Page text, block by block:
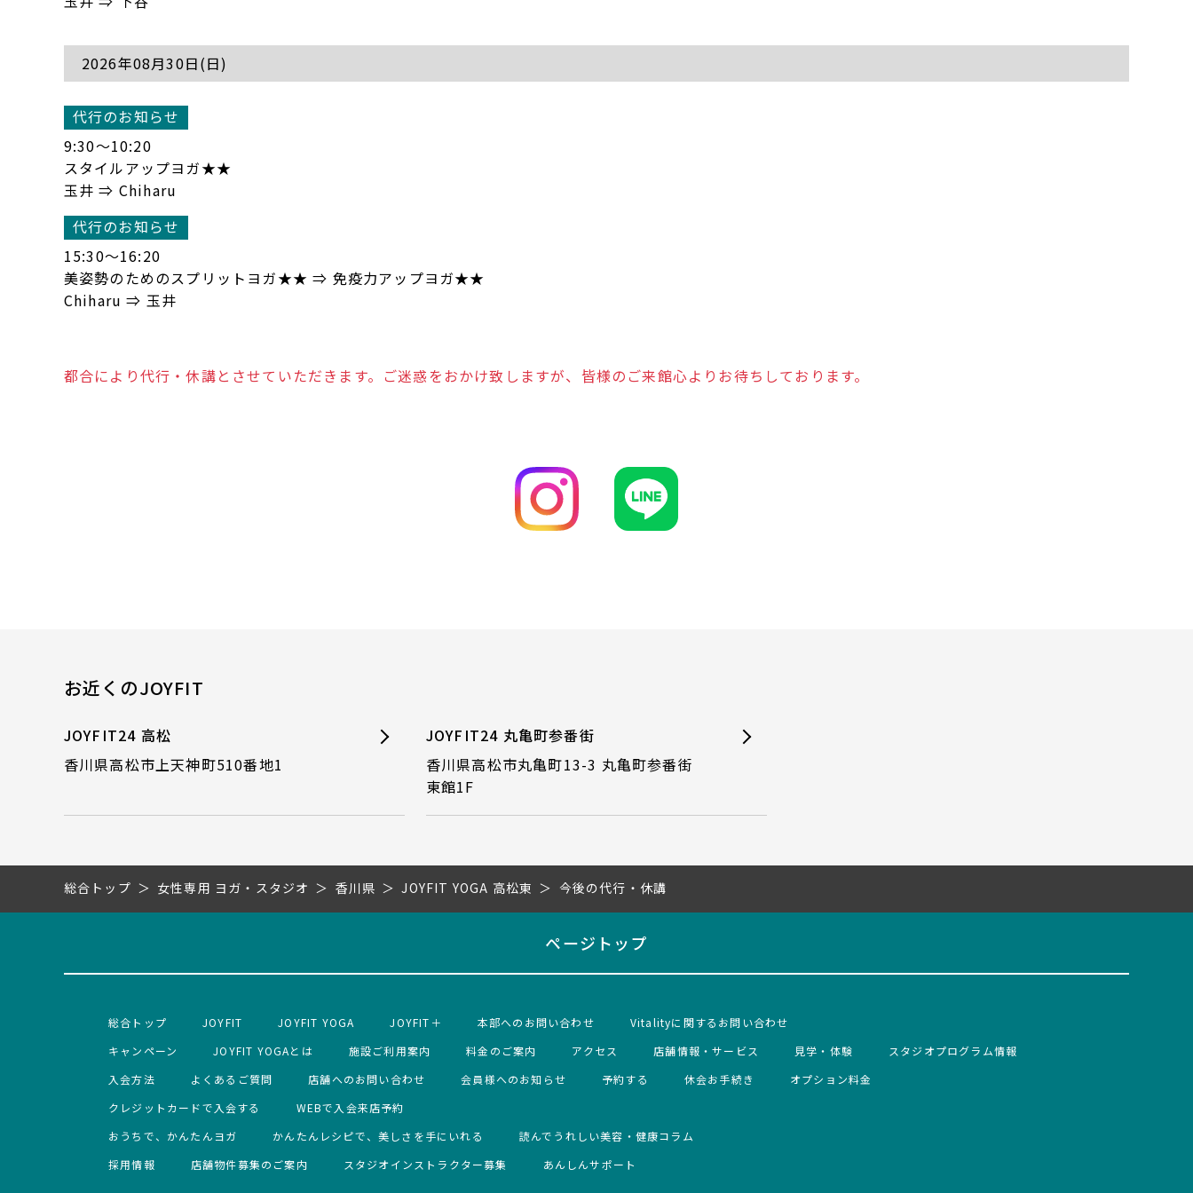
2026年08月30日(日)
代行のお知らせ
9:30〜10:20
スタイルアップヨガ★★
玉井 ⇒ Chiharu
代行のお知らせ
15:30〜16:20
美姿勢のためのスプリットヨガ★★ ⇒ 免疫力アップヨガ★★
Chiharu ⇒ 玉井
都合により代行・休講とさせていただきます。ご迷惑をおかけ致しますが、皆様のご来館心よりお待ちしております。
お近くのJOYFIT
JOYFIT24 高松
香川県高松市上天神町510番地1
JOYFIT24 丸亀町参番街
香川県高松市丸亀町13-3 丸亀町参番街
東館1F
総合トップ 女性専用 ヨガ・スタジオ 香川県 JOYFIT YOGA 高松東 今後の代行・休講
ページトップ
総合トップ JOYFIT JOYFIT YOGA JOYFIT＋ 本部へのお問い合わせ
Vitalityに関するお問い合わせ
キャンペーン
JOYFIT YOGAとは 施設ご利用案内 料金のご案内 アクセス 店舗情報・サービス 見学・体験
スタジオプログラム情報
入会方法
よくあるご質問 店舗へのお問い合わせ 会員様へのお知らせ 予約する 休会お手続き
オプション料金
クレジットカードで入会する
WEBで入会来店予約
おうちで、かんたんヨガ
かんたんレシピで、美しさを手にいれる
読んでうれしい美容・健康コラム
採用情報
店舗物件募集のご案内 スタジオインストラクター募集 あんしんサポート